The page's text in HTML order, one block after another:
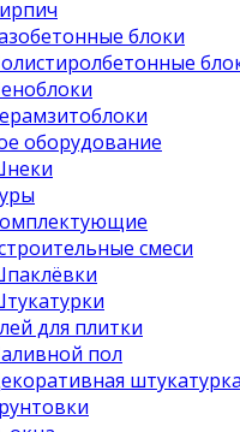
блоки
оборудование
смеси
для плитки
пол
штукатурка